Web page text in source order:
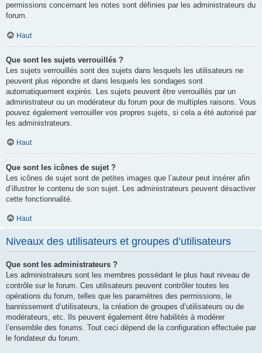
permissions concernant les notes sont définies par les administrateurs du
forum.
Haut
Que sont les sujets verrouillés ?
Les sujets verrouillés sont des sujets dans lesquels les utilisateurs ne
peuvent plus répondre et dans lesquels les sondages sont
automatiquement expirés. Les sujets peuvent être verrouillés par un
administrateur ou un modérateur du forum pour de multiples raisons. Vous
pouvez également verrouiller vos propres sujets, si cela a été autorisé par
les administrateurs.
Haut
Que sont les icônes de sujet ?
Les icônes de sujet sont de petites images que l’auteur peut insérer afin
d’illustrer le contenu de son sujet. Les administrateurs peuvent désactiver
cette fonctionnalité.
Haut
Niveaux des utilisateurs et groupes d’utilisateurs
Que sont les administrateurs ?
Les administrateurs sont les membres possédant le plus haut niveau de
contrôle sur le forum. Ces utilisateurs peuvent contrôler toutes les
opérations du forum, telles que les paramètres des permissions, le
bannissement d’utilisateurs, la création de groupes d’utilisateurs ou de
modérateurs, etc. Ils peuvent également être habilités à modérer
l’ensemble des forums. Tout ceci dépend de la configuration effectuée par
le fondateur du forum.